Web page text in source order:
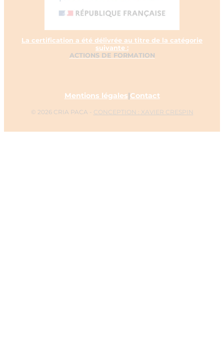
La certification a été délivrée au titre de la catégorie
suivante :
ACTIONS DE FORMATION
Mentions légales|Contact
© 2026 CRIA PACA - CONCEPTION : XAVIER CRESPIN